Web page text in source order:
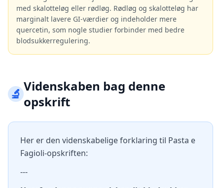
med skalotteløg eller rødløg. Rødløg og skalotteløg har
marginalt lavere GI-værdier og indeholder mere
quercetin, som nogle studier forbinder med bedre
blodsukkerregulering.
🔬Videnskaben bag denne
opskrift
Her er den videnskabelige forklaring til Pasta e
Fagioli-opskriften:
---